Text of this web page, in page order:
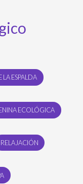
ESPALDA
ECOLÓGICA
RELAJACIÓN